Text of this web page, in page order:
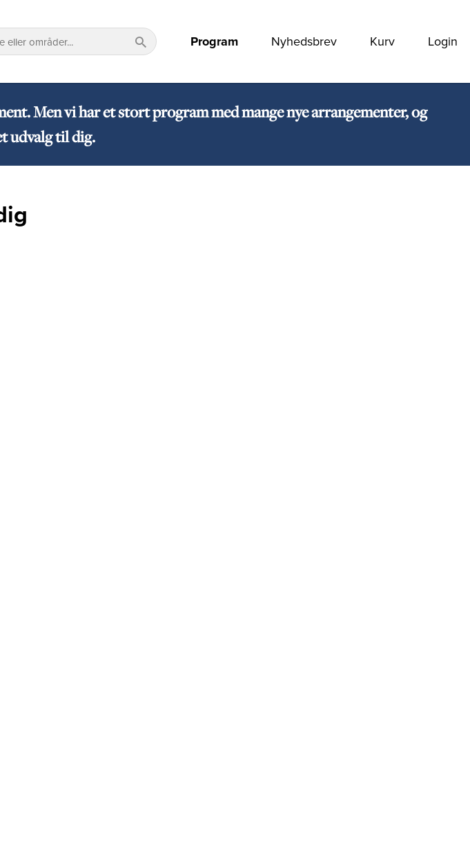
Program Nyhedsbrev Kurv Login
Men vi har et stort program med mange nye arrangementer, og
udvalg til dig.